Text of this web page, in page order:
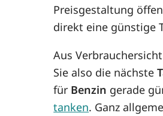
Preisgestaltung
direkt eine günstige
Aus
Sie also die nächste
für Benzin gerade
tanken. Ganz